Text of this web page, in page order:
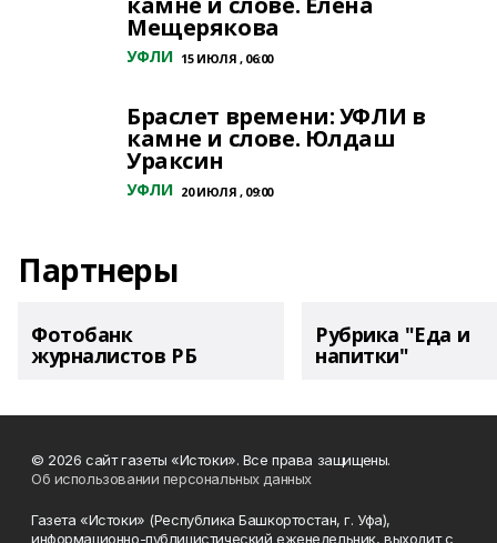
Мещерякова
УФЛИ 15 ИЮЛЯ , 06:00
Браслет времени: УФЛИ в
камне и слове. Юлдаш
Ураксин
УФЛИ 20 ИЮЛЯ , 09:00
Партнеры
Фотобанк
журналистов РБ
Рубрика "Еда и
напитки"
© 2026 сайт газеты «Истоки». Все права защищены.
Об использовании персональных данных
Газета «Истоки» (Республика Башкортостан, г. Уфа),
информационно-публицистический еженедельник, выходит с